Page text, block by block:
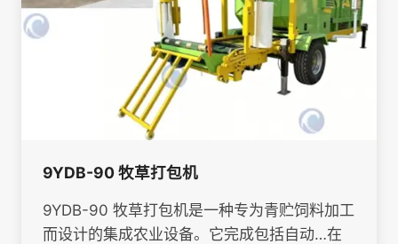
9YDB-90 牧草打包机
9YDB-90 牧草打包机是一种专为青贮饲料加工
而设计的集成农业设备。它完成包括自动…在